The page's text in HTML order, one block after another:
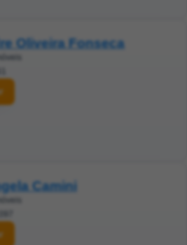
Oliveira Fonseca
Camini